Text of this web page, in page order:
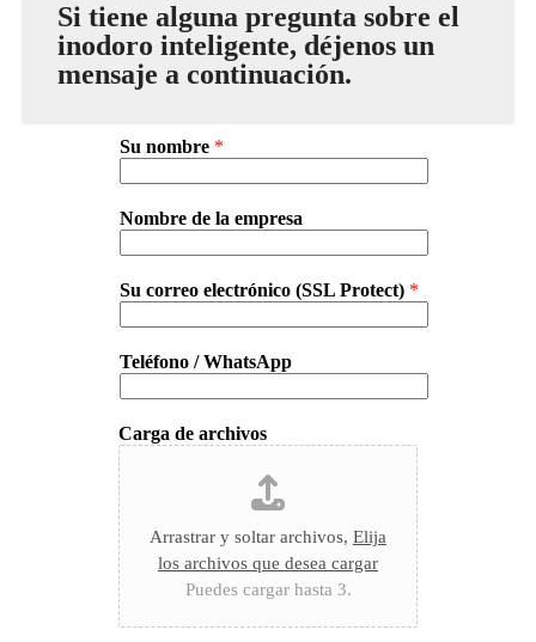
Si tiene alguna pregunta sobre el
inodoro inteligente, déjenos un
mensaje a continuación.
Su nombre *
Nombre de la empresa
Su correo electrónico (SSL Protect) *
Teléfono / WhatsApp
Carga de archivos
Arrastrar y soltar archivos, Elija
los archivos que desea cargar
Puedes cargar hasta 3.